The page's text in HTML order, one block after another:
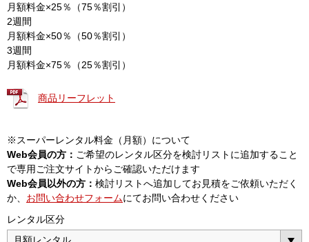
月額料金×25％（75％割引）
2週間
月額料金×50％（50％割引）
3週間
月額料金×75％（25％割引）
商品リーフレット
※スーパーレンタル料金（月額）について
Web会員の方： ご希望のレンタル区分を検討リストに追加すること
で専用ご注文サイトからご確認いただけます
Web会員以外の方： 検討リストへ追加してお見積をご依頼いただく
か、 お問い合わせフォームにてお問い合わせください
レンタル区分